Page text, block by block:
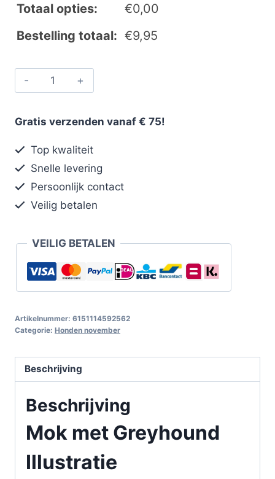
Totaal opties:
€0,00
Bestelling totaal: €9,95
Gratis verzenden vanaf € 75!
Top kwaliteit
Snelle levering
Persoonlijk contact
Veilig betalen
VEILIG BETALEN
Artikelnummer: 6151114592562
Categorie: Honden november
Beschrijving
Beschrijving
Mok met Greyhound
Illustratie